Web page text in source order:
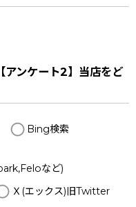
アンケート2】当店をど
Bing検索
など)
Ｘ(エックス)旧Twitter